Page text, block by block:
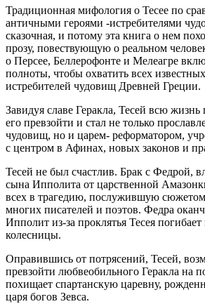
Традиционная мифология о Тесее по
античными героями -истребителями
сказочная, и потому эта книга о нем
прозу, повествующую о реальном
о Персее, Беллерофонте и Мелеагре
полноты, чтобы охватить всех
истребителей чудовищ Древней Греции.
Завидуя славе Геракла, Тесей всю жизнь
его превзойти и стал не только
чудовищ, но и царем- реформатором,
с центром в Афинах, новых законов и
Тесей не был счастлив. Брак с Федрой,
сына Ипполита от царственной
всех в трагедию, послужившую
многих писателей и поэтов. Федра
Ипполит из-за проклятья Тесея погибает
колесницы.
Оправившись от потрясений, Тесей,
превзойти любвеобильного Геракла на
похищает спартанскую царевну,
царя богов Зевса.